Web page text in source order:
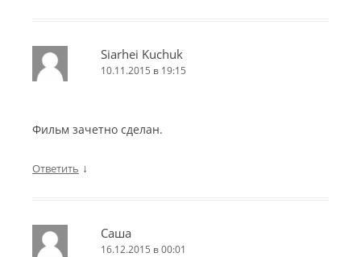
Siarhei Kuchuk
10.11.2015 в 19:15
Фильм зачетно сделан.
Ответить ↓
Саша
16.12.2015 в 00:01